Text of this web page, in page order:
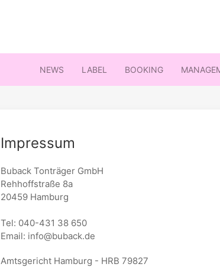
NEWS LABEL BOOKING
Impressum
Buback Tonträger GmbH
Rehhoffstraße 8a
20459 Hamburg
Tel: 040-431 38 650
Email: info@buback.de
Amtsgericht Hamburg - HRB 79827